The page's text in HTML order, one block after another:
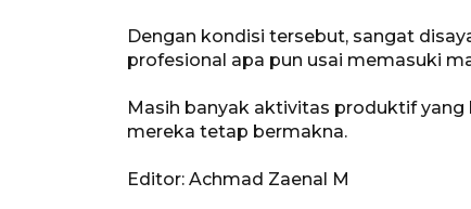
Dengan kondisi tersebut, sangat
profesional apa pun usai memasuki
Masih banyak aktivitas produktif
mereka tetap bermakna.
Editor: Achmad Zaenal M